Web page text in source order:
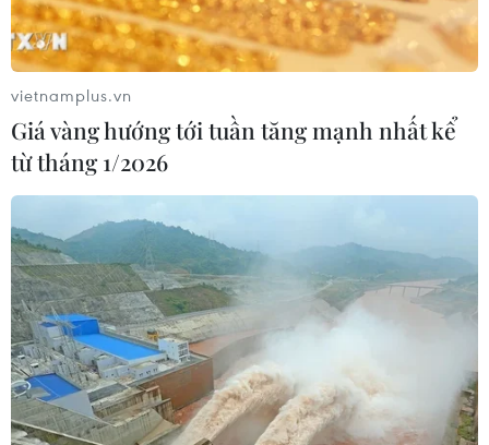
Báo động cận thị học đường khi
nhiều trẻ giảm thị lực từ rất sớm
01/08/2026 09:31
Thành phố Hồ Chí Minh phát triển
hệ thống y tế đa tầng, đồng bộ, thống
nhất
01/08/2026 09:14
Gia Lai xác thực 99,8% dữ liệu bảo
hiểm
vietnamplus.vn
Giá vàng hướng tới tuần tăng mạnh nhất kể
từ tháng 1/2026